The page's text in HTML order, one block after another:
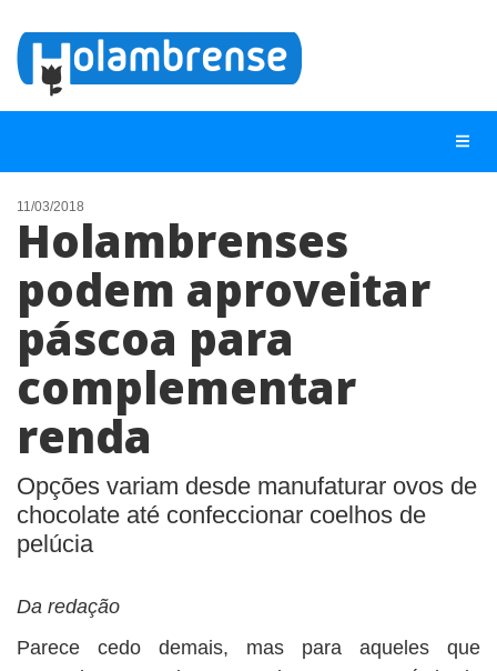
NOTÍCIAS
LISTA DIGITAL
TELEFONES ÚTEIS
CONTATO
ANUNCIE
11/03/2018
Holambrenses
podem aproveitar
páscoa para
complementar
renda
Opções variam desde manufaturar ovos de
chocolate até confeccionar coelhos de
pelúcia
Da redação
Parece cedo demais, mas para aqueles que